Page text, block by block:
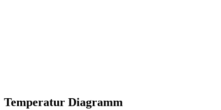
Temperatur Diagramm